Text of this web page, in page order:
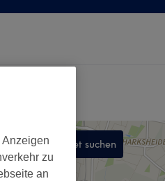
In diesem Gebiet suchen
,
zu
an